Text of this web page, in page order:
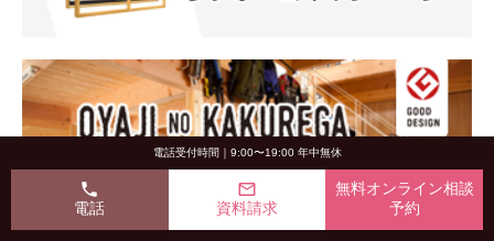
電話受付時間｜9:00〜19:00 年中無休
phone
電話
mail_outline
資料請求
無料オンライン相談
予約